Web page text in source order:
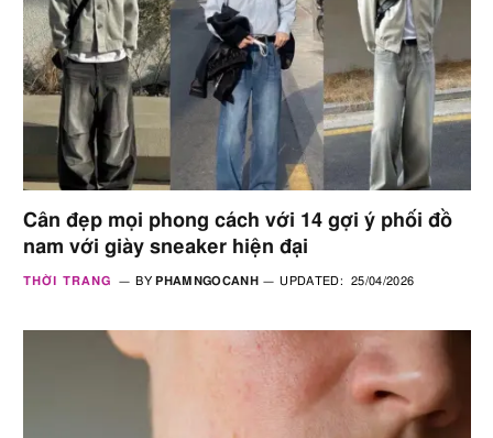
Cân đẹp mọi phong cách với 14 gợi ý phối đồ
nam với giày sneaker hiện đại
THỜI TRANG BY PHAMNGOCANH UPDATED: 25/04/2026